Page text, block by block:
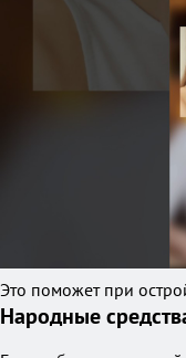
Это поможет при
Народные